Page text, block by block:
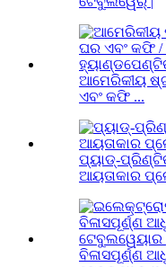
ଆମେରିକୀୟ
ଏବଂ କଫି ...
ପ୍ୟାଡ୍-
ଆୟତାକାର
ବିଳାସପୂର୍ଣ୍ଣ